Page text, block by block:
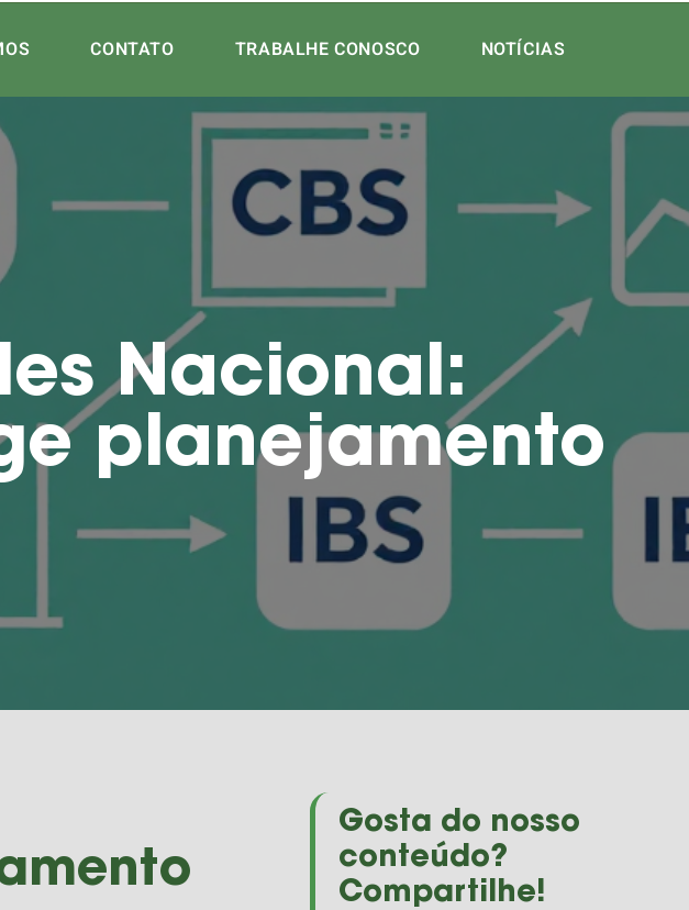
CONTATO TRABALHE CONOSCO NOTÍCIAS
Nacional:
planejamento
Gosta do nosso
conteúdo?
Compartilhe!